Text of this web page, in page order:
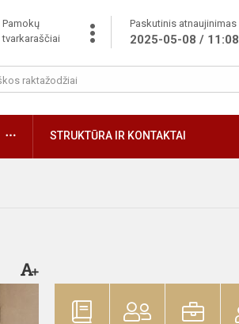
Pamokų
tvarkaraščiai
Paskutinis atnaujinimas
2025-05-08 / 11:08
STRUKTŪRA IR KONTAKTAI